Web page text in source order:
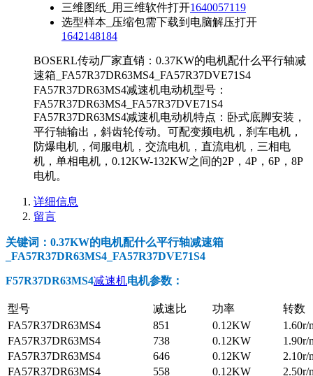
三维图纸_用三维软件打开1640057119
选型样本_压缩包需下载到电脑解压打开
1642148184
BOSERL传动厂家直销：0.37KW的电机配什么平行轴减
速箱_FA57R37DR63MS4_FA57R37DVE71S4
FA57R37DR63MS4减速机电动机型号：
FA57R37DR63MS4_FA57R37DVE71S4
FA57R37DR63MS4减速机电动机特点：卧式底脚安装，
平行轴输出，斜齿轮传动。可配变频电机，刹车电机，
防爆电机，伺服电机，交流电机，直流电机，三相电
机，单相电机，0.12KW-132KW之间的2P，4P，6P，8P
电机。
详细信息
留言
关键词：0.37KW的电机配什么平行轴减速箱
_FA57R37DR63MS4_FA57R37DVE71S4
F57R37DR63MS4减速机电机参数 ：
型号 减速比 功率
转数
FA57R37DR63MS4
851 0.12KW
1.60r/
FA57R37DR63MS4
738 0.12KW
1.90r/
FA57R37DR63MS4
646 0.12KW
2.10r/
FA57R37DR63MS4
558 0.12KW
2.50r/